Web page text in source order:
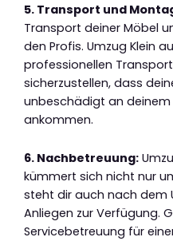
5. Transport und
Transport deiner Möbel
den Profis. Umzug Klein
professionellen
sicherzustellen, dass
unbeschädigt an deinem
ankommen.
6. Nachbetreuung:
kümmert sich nicht nur
steht dir auch nach dem
Anliegen zur Verfügung.
Servicebetreuung für